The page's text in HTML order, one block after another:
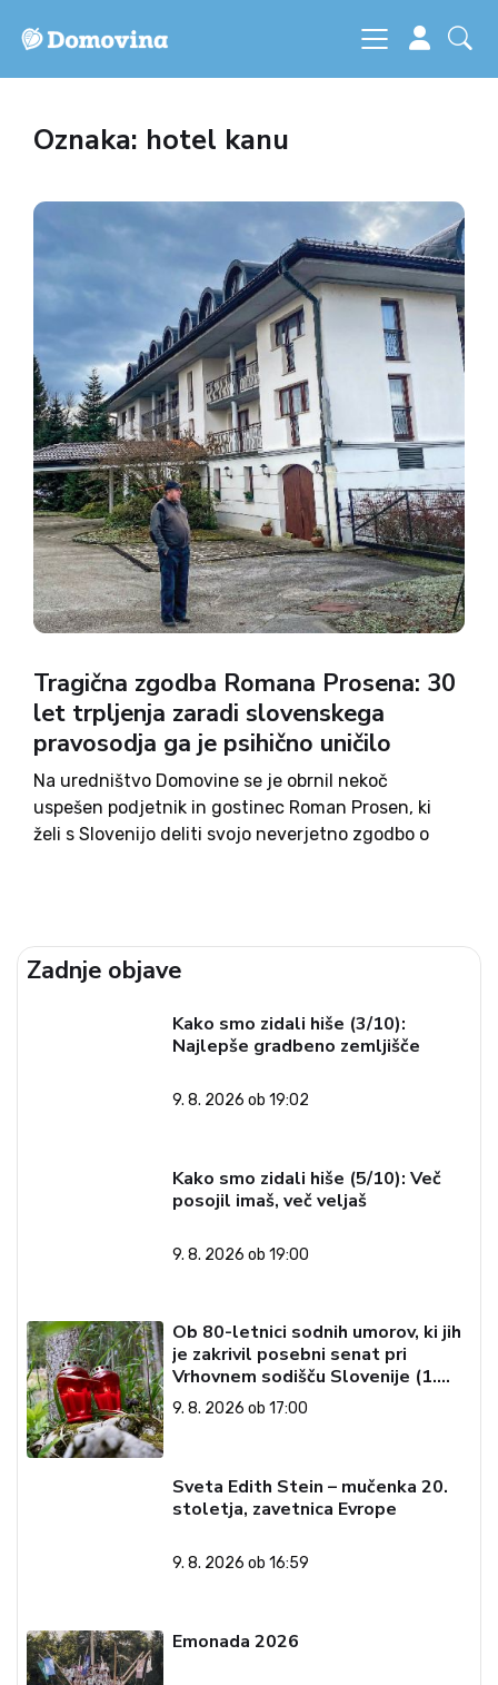
Oznaka: hotel kanu
Tragična zgodba Romana Prosena: 30
let trpljenja zaradi slovenskega
pravosodja ga je psihično uničilo
Na uredništvo Domovine se je obrnil nekoč
uspešen podjetnik in gostinec Roman Prosen, ki
želi s Slovenijo deliti svojo neverjetno zgodbo o
Zadnje objave
Kako smo zidali hiše (3/10):
Najlepše gradbeno zemljišče
9. 8. 2026 ob 19:02
Kako smo zidali hiše (5/10): Več
posojil imaš, več veljaš
9. 8. 2026 ob 19:00
Ob 80-letnici sodnih umorov, ki jih
je zakrivil posebni senat pri
Vrhovnem sodišču Slovenije (1.
del)
9. 8. 2026 ob 17:00
Sveta Edith Stein – mučenka 20.
stoletja, zavetnica Evrope
9. 8. 2026 ob 16:59
Emonada 2026